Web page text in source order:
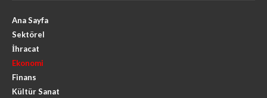
Ana Sayfa
Sektörel
İhracat
Ekonomi
Finans
Kültür Sanat